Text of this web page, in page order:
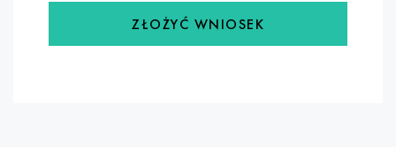
ZŁOŻYĆ WNIOSEK